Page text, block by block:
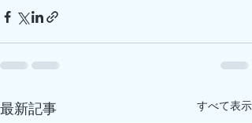
最新記事 すべて表示